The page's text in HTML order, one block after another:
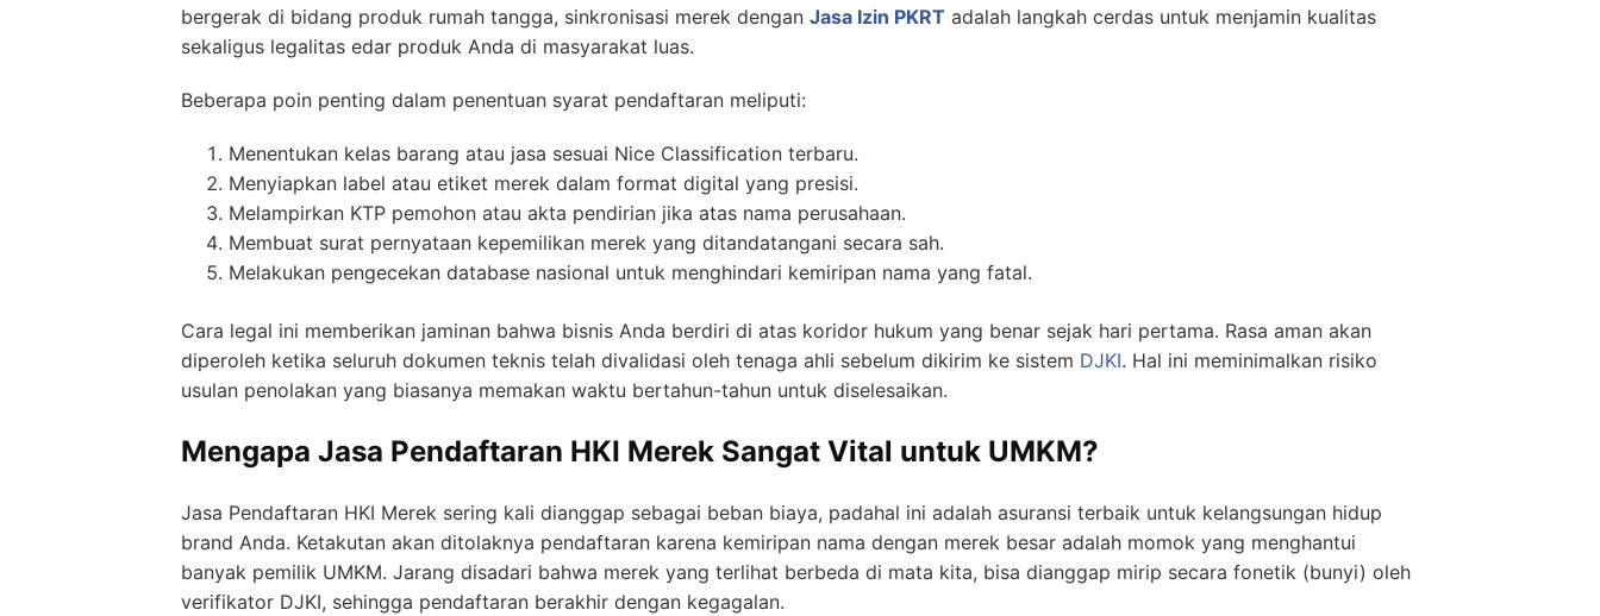
bergerak di bidang produk rumah tangga, sinkronisasi merek dengan Jasa Izin PKRT adalah langkah cerdas untuk menjamin kualitas
sekaligus legalitas edar produk Anda di masyarakat luas.
Beberapa poin penting dalam penentuan syarat pendaftaran meliputi:
Menentukan kelas barang atau jasa sesuai Nice Classification terbaru.
Menyiapkan label atau etiket merek dalam format digital yang presisi.
Melampirkan KTP pemohon atau akta pendirian jika atas nama perusahaan.
Membuat surat pernyataan kepemilikan merek yang ditandatangani secara sah.
Melakukan pengecekan database nasional untuk menghindari kemiripan nama yang fatal.
Cara legal ini memberikan jaminan bahwa bisnis Anda berdiri di atas koridor hukum yang benar sejak hari pertama. Rasa aman akan
diperoleh ketika seluruh dokumen teknis telah divalidasi oleh tenaga ahli sebelum dikirim ke sistem DJKI. Hal ini meminimalkan risiko
usulan penolakan yang biasanya memakan waktu bertahun-tahun untuk diselesaikan.
Mengapa Jasa Pendaftaran HKI Merek Sangat Vital untuk UMKM?
Jasa Pendaftaran HKI Merek sering kali dianggap sebagai beban biaya, padahal ini adalah asuransi terbaik untuk kelangsungan hidup
brand Anda. Ketakutan akan ditolaknya pendaftaran karena kemiripan nama dengan merek besar adalah momok yang menghantui
banyak pemilik UMKM. Jarang disadari bahwa merek yang terlihat berbeda di mata kita, bisa dianggap mirip secara fonetik (bunyi) oleh
verifikator DJKI, sehingga pendaftaran berakhir dengan kegagalan.